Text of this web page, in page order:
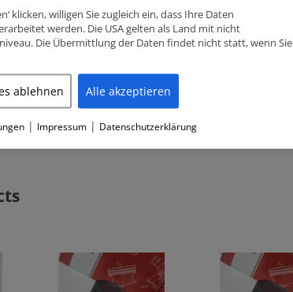
(CH) 34.10mm
Mercedes EVO 2 – 2.5 16V (M102E25)
klicken, willigen Sie zugleich ein, dass Ihre Daten
werden. Die USA gelten als Land mit nicht
Die Übermittlung der Daten findet nicht statt, wenn Sie
ablehnen Alle akzeptieren
| Impressum | Datenschutzerklärung